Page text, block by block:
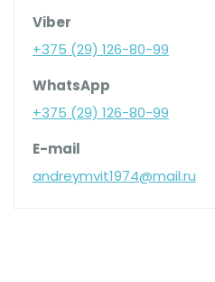
Viber
+375 (29) 126-80-99
WhatsApp
+375 (29) 126-80-99
E-mail
andreymvit1974@mail.ru